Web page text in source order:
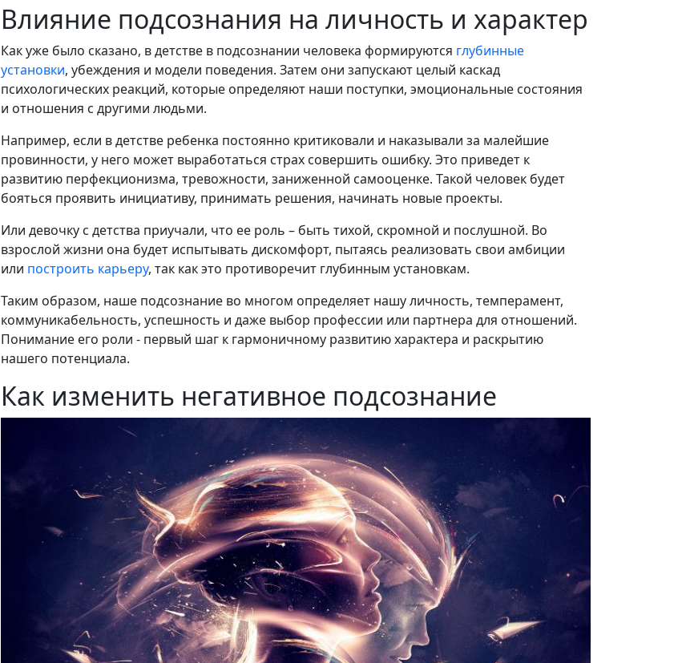
Влияние подсознания на личность и характер
Как уже было сказано, в детстве в подсознании человека формируются глубинные
установки, убеждения и модели поведения. Затем они запускают целый каскад
психологических реакций, которые определяют наши поступки, эмоциональные состояния
и отношения с другими людьми.
Например, если в детстве ребенка постоянно критиковали и наказывали за малейшие
провинности, у него может выработаться страх совершить ошибку. Это приведет к
развитию перфекционизма, тревожности, заниженной самооценке. Такой человек будет
бояться проявить инициативу, принимать решения, начинать новые проекты.
Или девочку с детства приучали, что ее роль – быть тихой, скромной и послушной. Во
взрослой жизни она будет испытывать дискомфорт, пытаясь реализовать свои амбиции
или построить карьеру, так как это противоречит глубинным установкам.
Таким образом, наше подсознание во многом определяет нашу личность, темперамент,
коммуникабельность, успешность и даже выбор профессии или партнера для отношений.
Понимание его роли - первый шаг к гармоничному развитию характера и раскрытию
нашего потенциала.
Как изменить негативное подсознание